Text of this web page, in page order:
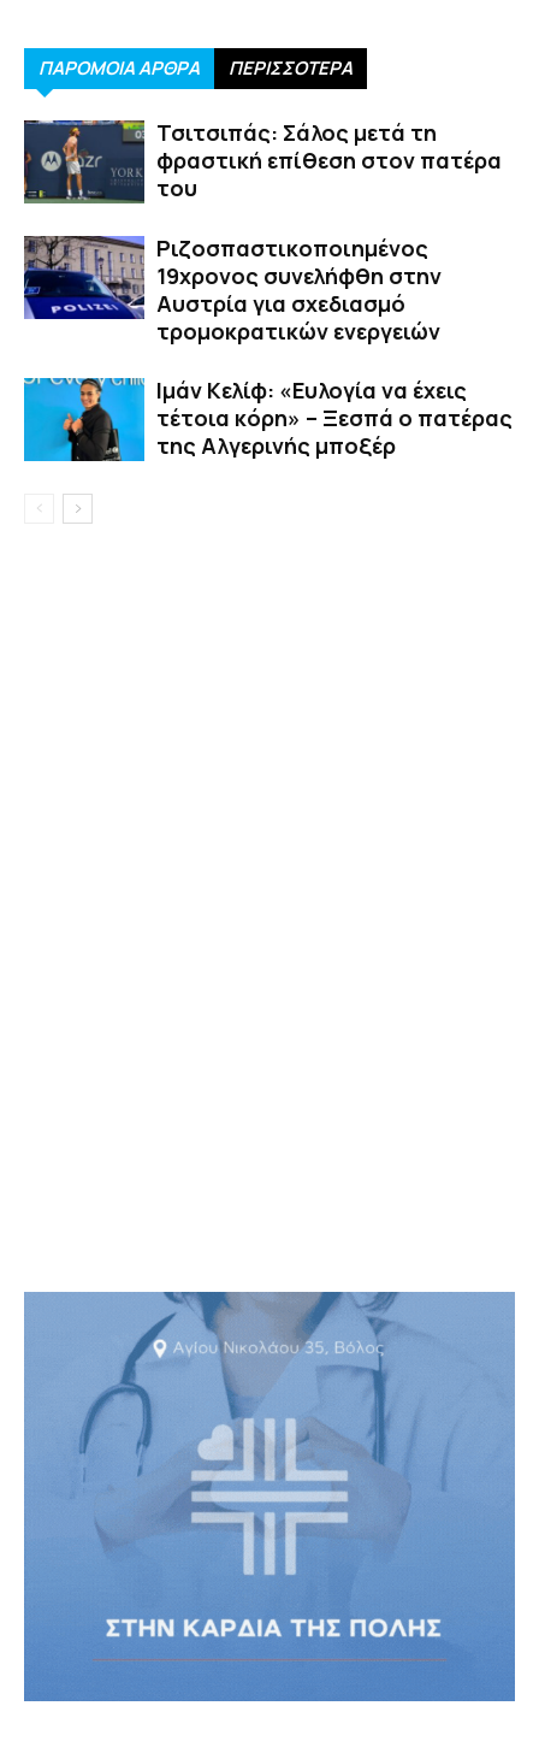
ΠΑΡΟΜΟΙΑ ΑΡΘΡΑ ΠΕΡΙΣΣΟΤΕΡΑ
Τσιτσιπάς: Σάλος μετά τη
φραστική επίθεση στον πατέρα
του
Ριζοσπαστικοποιημένος
19χρονος συνελήφθη στην
Αυστρία για σχεδιασμό
τρομοκρατικών ενεργειών
Ιμάν Κελίφ: «Ευλογία να έχεις
τέτοια κόρη» – Ξεσπά ο πατέρας
της Αλγερινής μποξέρ